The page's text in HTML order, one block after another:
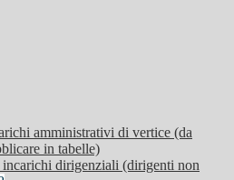
amministrativi di vertice (da
in tabelle)
dirigenziali (dirigenti non